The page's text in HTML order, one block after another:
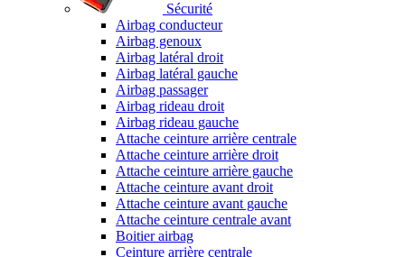
Sécurité
Airbag conducteur
Airbag genoux
Airbag latéral droit
Airbag latéral gauche
Airbag passager
Airbag rideau droit
Airbag rideau gauche
Attache ceinture arrière centrale
Attache ceinture arrière droit
Attache ceinture arrière gauche
Attache ceinture avant droit
Attache ceinture avant gauche
Attache ceinture centrale avant
Boitier airbag
Ceinture arrière centrale